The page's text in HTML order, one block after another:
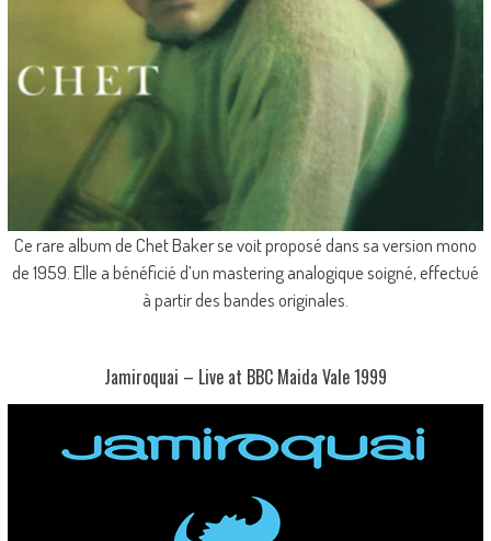
Ce rare album de Chet Baker se voit proposé dans sa version mono
de 1959. Elle a bénéficié d’un mastering analogique soigné, effectué
à partir des bandes originales.
Jamiroquai – Live at BBC Maida Vale 1999